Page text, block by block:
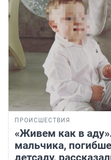
ПРОИСШЕСТВИЯ
«Живем как в
мальчика,
детсаду,